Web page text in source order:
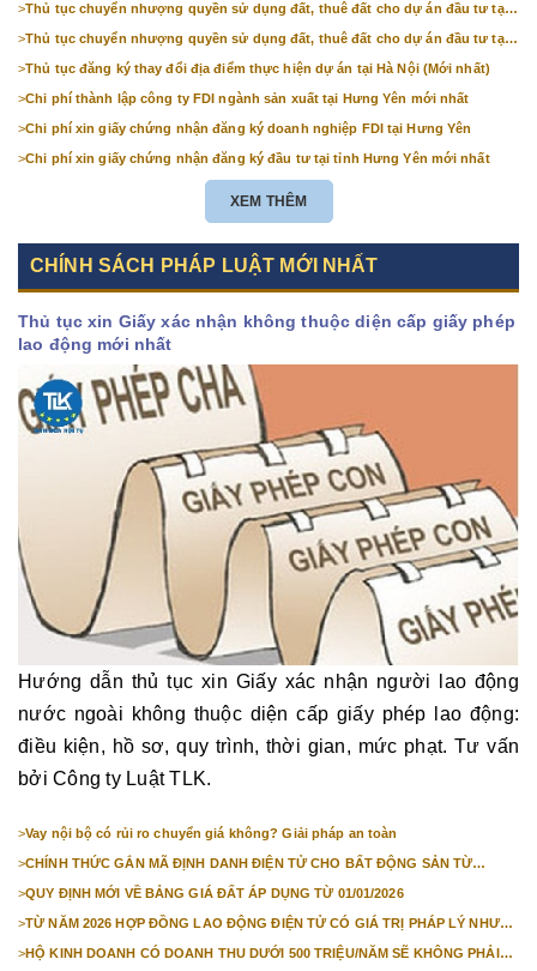
>Thủ tục chuyển nhượng quyền sử dụng đất, thuê đất cho dự án đầu tư tại
>Thủ tục chuyển nhượng quyền sử dụng đất, thuê đất cho dự án đầu tư tại
>Thủ tục đăng ký thay đổi địa điểm thực hiện dự án tại Hà Nội (Mới nhất)
>Chi phí thành lập công ty FDI ngành sản xuất tại Hưng Yên mới nhất
>Chi phí xin giấy chứng nhận đăng ký doanh nghiệp FDI tại Hưng Yên
>Chi phí xin giấy chứng nhận đăng ký đầu tư tại tỉnh Hưng Yên mới nhất
XEM THÊM
CHÍNH SÁCH PHÁP LUẬT MỚI NHẤT
Thủ tục xin Giấy xác nhận không thuộc diện cấp giấy phép
lao động mới nhất
Hướng dẫn thủ tục xin Giấy xác nhận người lao động
nước ngoài không thuộc diện cấp giấy phép lao động:
điều kiện, hồ sơ, quy trình, thời gian, mức phạt. Tư vấn
bởi Công ty Luật TLK.
>Vay nội bộ có rủi ro chuyển giá không? Giải pháp an toàn
>CHÍNH THỨC GẮN MÃ ĐỊNH DANH ĐIỆN TỬ CHO BẤT ĐỘNG SẢN TỪ
>QUY ĐỊNH MỚI VỀ BẢNG GIÁ ĐẤT ÁP DỤNG TỪ 01/01/2026
>TỪ NĂM 2026 HỢP ĐỒNG LAO ĐỘNG ĐIỆN TỬ CÓ GIÁ TRỊ PHÁP LÝ NHƯ
>HỘ KINH DOANH CÓ DOANH THU DƯỚI 500 TRIỆU/NĂM SẼ KHÔNG PHẢI